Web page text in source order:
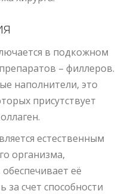
в подкожном
– филлеров.
наполнители, это
присутствует
естественным
организма,
её
за счет способности